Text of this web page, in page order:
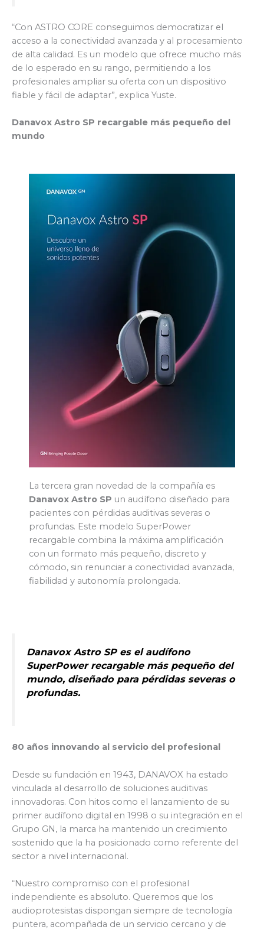
“Con ASTRO CORE conseguimos democratizar el
acceso a la conectividad avanzada y al procesamiento
de alta calidad. Es un modelo que ofrece mucho más
de lo esperado en su rango, permitiendo a los
profesionales ampliar su oferta con un dispositivo
fiable y fácil de adaptar”, explica Yuste.
Danavox Astro SP recargable más pequeño del
mundo
La tercera gran novedad de la compañía es
Danavox Astro SP un audífono diseñado para
pacientes con pérdidas auditivas severas o
profundas. Este modelo SuperPower
recargable combina la máxima amplificación
con un formato más pequeño, discreto y
cómodo, sin renunciar a conectividad avanzada,
fiabilidad y autonomía prolongada.
Danavox Astro SP es el audífono
SuperPowerrecargable más pequeño del
mundo, diseñado para pérdidas severas o
profundas.
80 años innovando al servicio del profesional
Desde su fundación en 1943, DANAVOX ha estado
vinculada al desarrollo de soluciones auditivas
innovadoras. Con hitos como el lanzamiento de su
primer audífono digital en 1998 o su integración en el
Grupo GN, la marca ha mantenido un crecimiento
sostenido que la ha posicionado como referente del
sector a nivel internacional.
“Nuestro compromiso con el profesional
independiente es absoluto. Queremos que los
audioprotesistas dispongan siempre de tecnología
puntera, acompañada de un servicio cercano y de